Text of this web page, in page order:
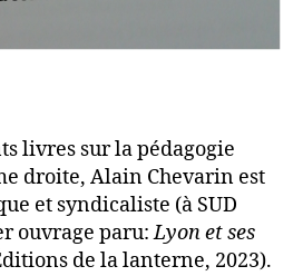
livres sur la pédagogie
droite, Alain Chevarin est
et syndicaliste (à SUD
ouvrage paru:Lyon et ses
de la lanterne, 2023).